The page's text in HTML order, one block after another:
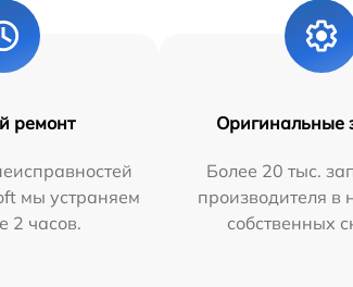
ремонт
мы устраняем
2 часов.
Оригинальные
Более 20 тыс.
производителя в
собственных